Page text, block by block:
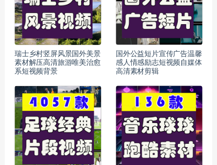
瑞士乡村竖屏风景国外美景
素材解压高清旅游唯美治愈
系短视频背景
国外公益短片宣传广告温馨
感人情感励志短视频自媒体
高清素材剪辑